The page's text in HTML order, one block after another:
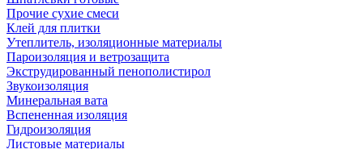
Прочие сухие смеси
Клей для плитки
Утеплитель, изоляционные материалы
Пароизоляция и ветрозащита
Экструдированный пенополистирол
Звукоизоляция
Минеральная вата
Вспененная изоляция
Гидроизоляция
Листовые материалы